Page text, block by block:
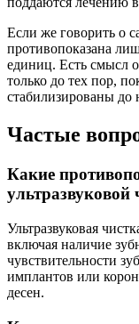
Если же говорить о
противопоказана
единиц. Есть смысл
только до тех пор,
стабилизированы до
Частые
Какие
ультразвуковой
Ультразвуковая
включая наличие
чувствительности
имплантов или
десен.